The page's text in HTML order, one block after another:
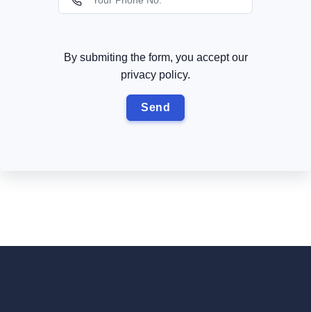
By submiting the form, you accept our
privacy policy.